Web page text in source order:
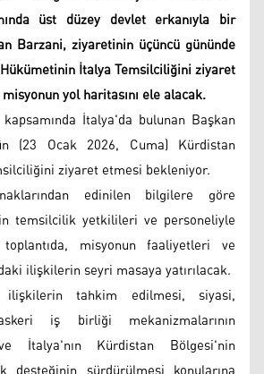
üst düzey devlet erkanıyla bir
Barzani, ziyaretinin üçüncü gününde
İtalya Temsilciliğini ziyaret
yol haritasını ele alacak.
İtalya'da bulunan Başkan
(23 Ocak 2026, Cuma) Kürdistan
ziyaret etmesi bekleniyor.
edinilen bilgilere göre
temsilcilik yetkilileri ve personeliyle
misyonun faaliyetleri ve
ilişkilerin seyri masaya yatırılacak.
ilişkilerin tahkim edilmesi, siyasi,
iş birliği mekanizmalarının
İtalya'nın Kürdistan Bölgesi'nin